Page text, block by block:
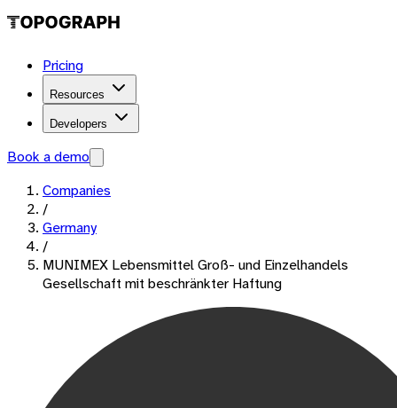
Pricing
Resources
Developers
Book a demo
Companies
/
Germany
/
MUNIMEX Lebensmittel Groß- und Einzelhandels
Gesellschaft mit beschränkter Haftung